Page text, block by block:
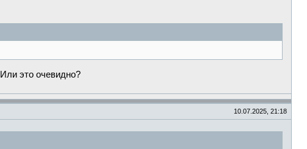
это очевидно?
10.07.2025, 21:18